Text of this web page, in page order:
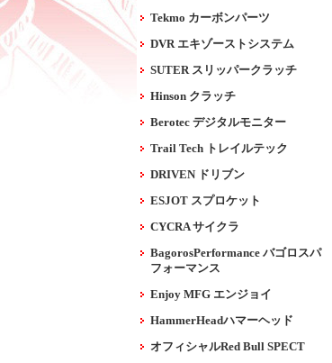
Tekmo カーボンパーツ
DVR エキゾーストシステム
SUTER スリッパークラッチ
Hinson クラッチ
Berotec デジタルモニター
Trail Tech トレイルテック
DRIVEN ドリブン
ESJOT スプロケット
CYCRA サイクラ
BagorosPerformance バゴロスパ
フォーマンス
Enjoy MFG エンジョイ
HammerHeadハマーヘッド
オフィシャルRed Bull SPECT